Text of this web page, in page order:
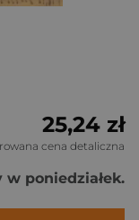
25,24 zł
cena detaliczna
poniedziałek.